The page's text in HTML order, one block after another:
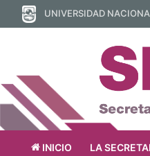
al
UNIVERSIDAD
INICIO LA